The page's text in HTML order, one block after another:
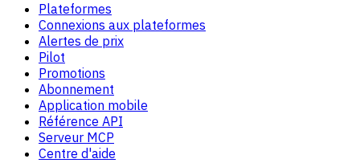
Plateformes
Connexions aux plateformes
Alertes de prix
Pilot
Promotions
Abonnement
Application mobile
Référence API
Serveur MCP
Centre d'aide